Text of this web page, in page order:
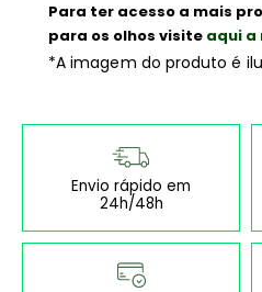
Para ter acesso a mais
para os olhos visite aqui a
*A imagem do produto é
Envio rápido em
24h/48h